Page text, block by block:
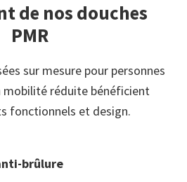
de nos douches
PMR
sur mesure pour personnes
mobilité réduite bénéficient
fonctionnels et design.
brûlure